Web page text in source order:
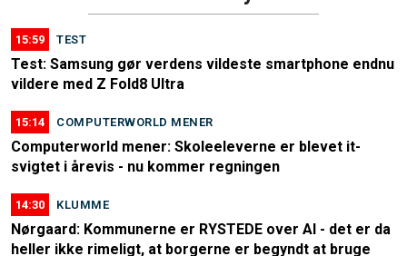
15:59 TEST
Test: Samsung gør verdens vildeste smartphone endnu
vildere med Z Fold8 Ultra
15:14 COMPUTERWORLD MENER
Computerworld mener: Skoleeleverne er blevet it-
svigtet i årevis - nu kommer regningen
14:30 KLUMME
Nørgaard: Kommunerne er RYSTEDE over AI - det er da
heller ikke rimeligt, at borgerne er begyndt at bruge